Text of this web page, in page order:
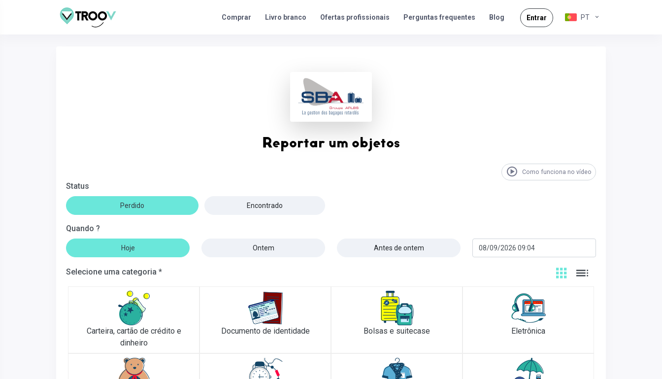
Comprar Livro branco Ofertas profissionais Perguntas frequentes Blog Entrar PT
Reportar um objetos
Como funciona no vídeo
Status
Perdido Encontrado
Quando ?
Hoje Ontem Antes de ontem
Selecione uma categoria *
Carteira, cartão de crédito e
dinheiro
Documento de identidade Bolsas e suitecase Eletrônica